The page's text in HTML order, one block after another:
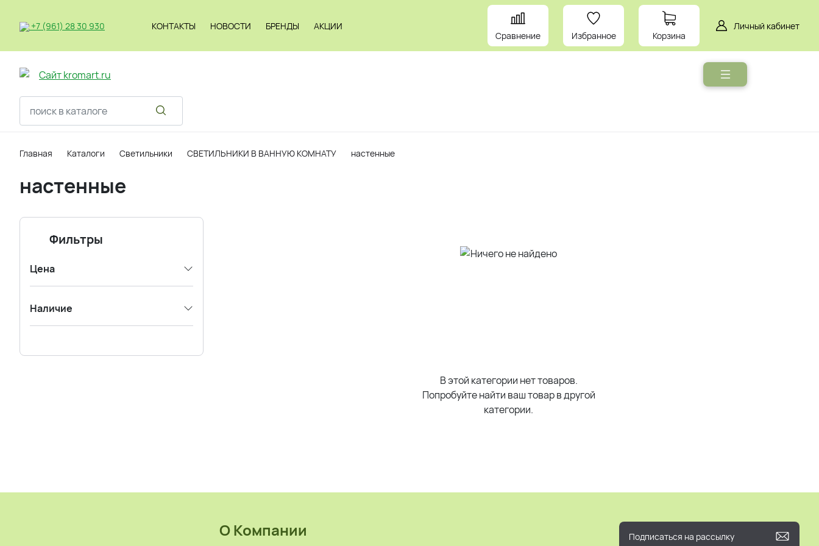
+7 (961) 28 30 930 КОНТАКТЫ НОВОСТИ БРЕНДЫ
АКЦИИ
Сравнение
Избранное Корзина
Личный кабинет
Главная Каталоги Светильники СВЕТИЛЬНИКИ В ВАННУЮ КОМНАТУ настенные
настенные
Фильтры
Цена
Наличие
В этой категории нет товаров.
Попробуйте найти ваш товар в другой
категории.
О Компании